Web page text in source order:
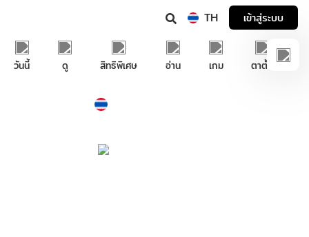
TH เข้าสู่ระบบ
วันนี้ ดู สิทธิพิเศษ อ่าน เกม ตาตั้ง